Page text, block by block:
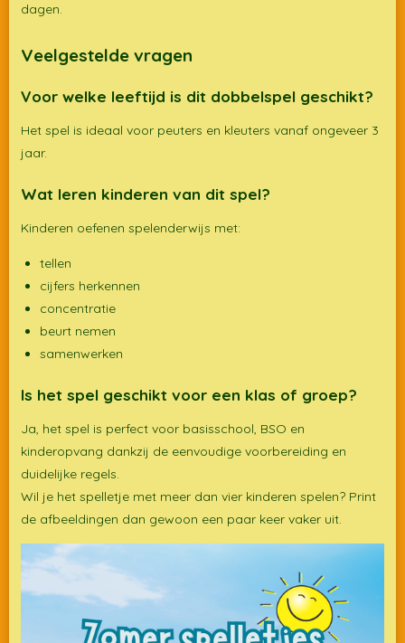
dagen.
Veelgestelde vragen
Voor welke leeftijd is dit dobbelspel geschikt?
Het spel is ideaal voor peuters en kleuters vanaf ongeveer 3
jaar.
Wat leren kinderen van dit spel?
Kinderen oefenen spelenderwijs met:
tellen
cijfers herkennen
concentratie
beurt nemen
samenwerken
Is het spel geschikt voor een klas of groep?
Ja, het spel is perfect voor basisschool, BSO en
kinderopvang dankzij de eenvoudige voorbereiding en
duidelijke regels.
Wil je het spelletje met meer dan vier kinderen spelen? Print
de afbeeldingen dan gewoon een paar keer vaker uit.